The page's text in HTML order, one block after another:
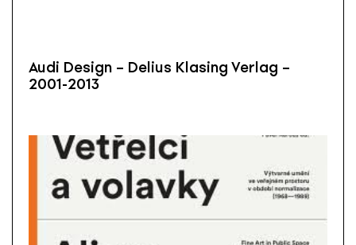
Audi Design – Delius Klasing Verlag –
2001-2013